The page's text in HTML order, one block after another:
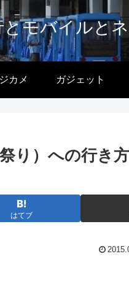
モバイルと
カメ ガジェット
り）への行き
はてブ